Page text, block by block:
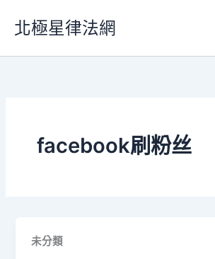
要
北極星律法網
facebook刷粉丝
未分類